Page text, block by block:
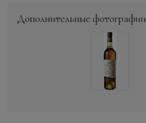
Дополнительные фотографии